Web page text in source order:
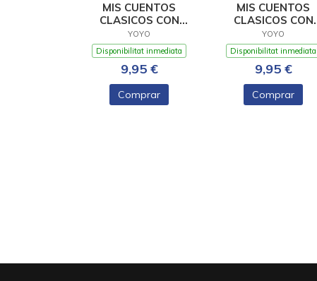
MIS CUENTOS
CLASICOS CON
TEXTURAS.
CAPERUCITA ROJA
YOYO
Disponibilitat inmediata
9,95 €
Comprar
MIS CUENTOS
CLASICOS CON
TEXTURAS. LOS
TRES CERDIT
YOYO
Disponibilitat inmediata
9,95 €
Comprar